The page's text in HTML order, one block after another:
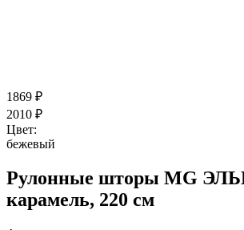
1869 ₽
2010 ₽
Цвет:
бежевый
Рулонные шторы MG
карамель, 220 см